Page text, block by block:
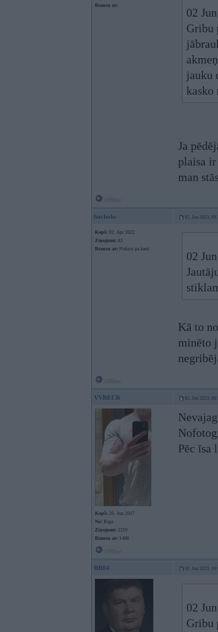
Braucu ar:
02
Gribu
jauku
kasko
Ja
plaisa
man
bachoks 02. Jun 2023,
Kopš: 02. Apr 2022
Ziņojumi: 83
Braucu ar: Pirkstu pa karti
02
Kā to
minēto
VVRECK 02. Jun 2023,
Kopš: 26. Jun 2017
No: Rīga
Ziņojumi: 2210
Braucu ar: 1488
Pēc īsa
RR04 02. Jun 2023,
02
Gribu